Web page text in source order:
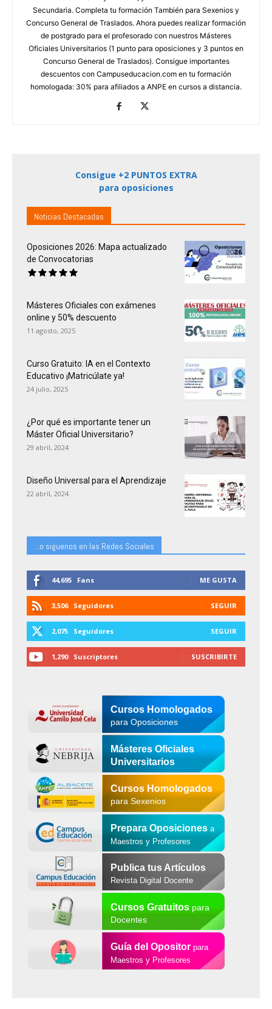
Secundaria. Completa tu formación También para Sexenios y
Concurso General de Traslados. Ahora puedes realizar formación
de postgrado para el profesorado con nuestros Másteres
Oficiales Universitarios (1 punto para oposiciones y 3 puntos en
Concurso General de Traslados). Consigue importantes
descuentos con Campuseducacion.com en tu formación
homologada: 30% para afiliados a ANPE en cursos a distancia.
Consigue +2 PUNTOS EXTRA
para oposiciones
Noticias Destacadas
Oposiciones 2026: Mapa actualizado
de Convocatorias
Másteres Oficiales con exámenes
online y 50% descuento
11 agosto, 2025
Curso Gratuito: IA en el Contexto
Educativo ¡Matricúlate ya!
24 julio, 2025
¿Por qué es importante tener un
Máster Oficial Universitario?
29 abril, 2024
Diseño Universal para el Aprendizaje
22 abril, 2024
...o siguenos en las Redes Sociales
44,695 Fans ME GUSTA
3,506 Seguidores SEGUIR
2,075 Seguidores SEGUIR
1,290 Suscriptores SUSCRIBIRTE
Cursos Homologados
para Oposiciones
Másteres Oficiales
Universitarios
Cursos Homologados
para Sexenios
Prepara Oposiciones a
Maestros y Profesores
Publica tus Artículos
Revista Digital Docente
Cursos Gratuitospara
Docentes
Guía del Opositor para
Maestros y Profesores